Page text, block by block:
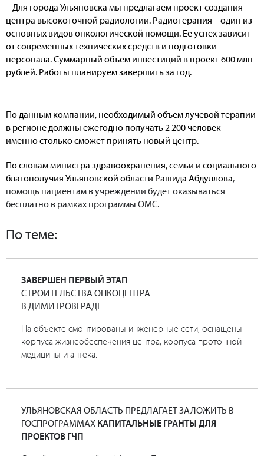
– Для города Ульяновска мы предлагаем проект создания
центра высокоточной радиологии. Радиотерапия – один из
основных видов онкологической помощи. Ее успех зависит
от современных технических средств и подготовки
персонала. Суммарный объем инвестиций в проект 600 млн
рублей. Работы планируем завершить за год.
По данным компании, необходимый объем лучевой терапии
в регионе должны ежегодно получать 2 200 человек –
именно столько сможет принять новый центр.
По словам министра здравоохранения, семьи и социального
благополучия Ульяновской области Рашида Абдуллова,
помощь пациентам в учреждении будет оказываться
бесплатно в рамках программы ОМС.
По теме:
ЗАВЕРШЕН ПЕРВЫЙ ЭТАП
СТРОИТЕЛЬСТВА ОНКОЦЕНТРА
В ДИМИТРОВГРАДЕ
На объекте смонтированы инженерные сети, оснащены
корпуса жизнеобеспечения центра, корпуса протонной
медицины и аптека.
УЛЬЯНОВСКАЯ ОБЛАСТЬ ПРЕДЛАГАЕТ ЗАЛОЖИТЬ В
ГОСПРОГРАММАХ КАПИТАЛЬНЫЕ ГРАНТЫ ДЛЯ
ПРОЕКТОВ ГЧП